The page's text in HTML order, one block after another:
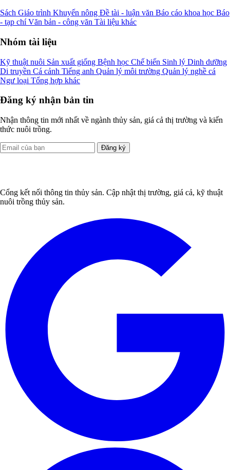
Sách Giáo trình Khuyến nông Đề tài - luận văn Báo cáo khoa học Báo
- tạp chíVăn bản - công văn Tài liệu khác
Nhóm tài liệu
Kỹ thuật nuôi Sản xuất giống Bệnh học Chế biến Sinh lý Dinh dưỡng
Di truyền Cá cảnh Tiếng anh Quản lý môi trường Quản lý nghề cá
Ngư loại Tổng hợp khác
Đăng ký nhận bản tin
Nhận thông tin mới nhất về ngành thủy sản, giá cả thị trường và kiến
thức nuôi trồng.
Đăng ký
Cổng kết nối thông tin thủy sản. Cập nhật thị trường, giá cả, kỹ thuật
nuôi trồng thủy sản.